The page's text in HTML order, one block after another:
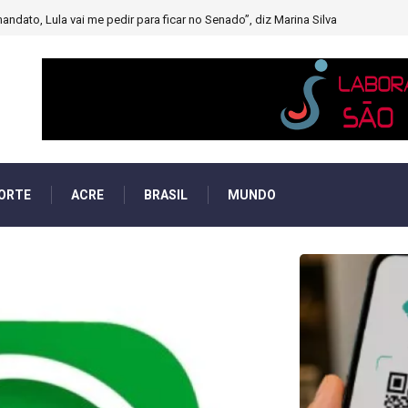
forte’ diminuindo chuvas e provocando secas de rios
ACRE BRASIL MUNDO